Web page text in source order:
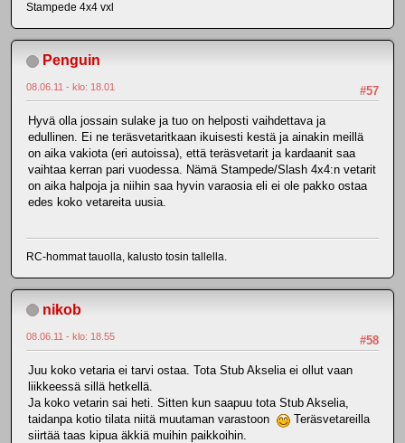
Stampede 4x4 vxl
Penguin
#57
08.06.11 - klo: 18.01
Hyvä olla jossain sulake ja tuo on helposti vaihdettava ja
edullinen. Ei ne teräsvetaritkaan ikuisesti kestä ja ainakin meillä
on aika vakiota (eri autoissa), että teräsvetarit ja kardaanit saa
vaihtaa kerran pari vuodessa. Nämä Stampede/Slash 4x4:n vetarit
on aika halpoja ja niihin saa hyvin varaosia eli ei ole pakko ostaa
edes koko vetareita uusia.
RC-hommat tauolla, kalusto tosin tallella.
nikob
#58
08.06.11 - klo: 18.55
Juu koko vetaria ei tarvi ostaa. Tota Stub Akselia ei ollut vaan
liikkeessä sillä hetkellä.
Ja koko vetarin sai heti. Sitten kun saapuu tota Stub Akselia,
taidanpa kotio tilata niitä muutaman varastoon
Teräsvetareilla
siirtää taas kipua äkkiä muihin paikkoihin.